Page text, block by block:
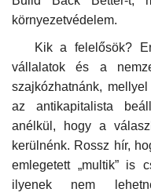
környezetvédelem.
Kik a felelősök?
vállalatok és a
szajkózhatnánk,
az antikapitalista
anélkül, hogy a
kerülnénk. Rossz hír,
emlegetett „multik” is
ilyenek nem